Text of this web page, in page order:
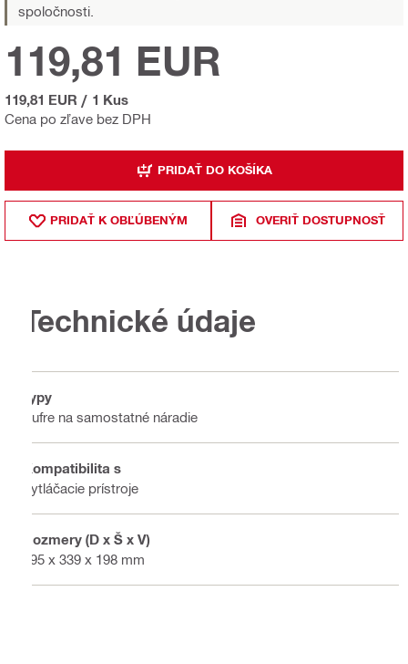
spoločnosti.
Cena po zľave bez DPH
119,81 EUR
119,81 EUR / 1 Kus
PRIDAŤ DO KOŠÍKA
PRIDAŤ K OBĽÚBENÝM OVERIŤ DOSTUPNOSŤ
Technické údaje
Typy
Kufre na samostatné náradie
Kompatibilita s
Vytláčacie prístroje
Rozmery (D x Š x V)
795 x 339 x 198 mm